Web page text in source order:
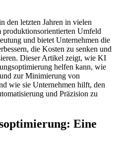
den letzten Jahren in vielen
produktionsorientierten Umfeld
und bietet Unternehmen die
die Kosten zu senken und
Dieser Artikel zeigt, wie KI
helfen kann, wie
zur Minimierung von
wie sie Unternehmen hilft, den
und Präzision zu
Eine